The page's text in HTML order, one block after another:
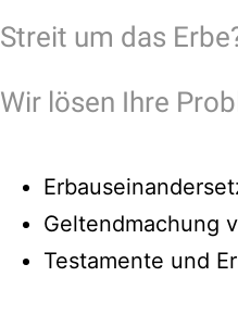
Streit um das
Wir lösen Ihre
Geltendmachung
Testamente und